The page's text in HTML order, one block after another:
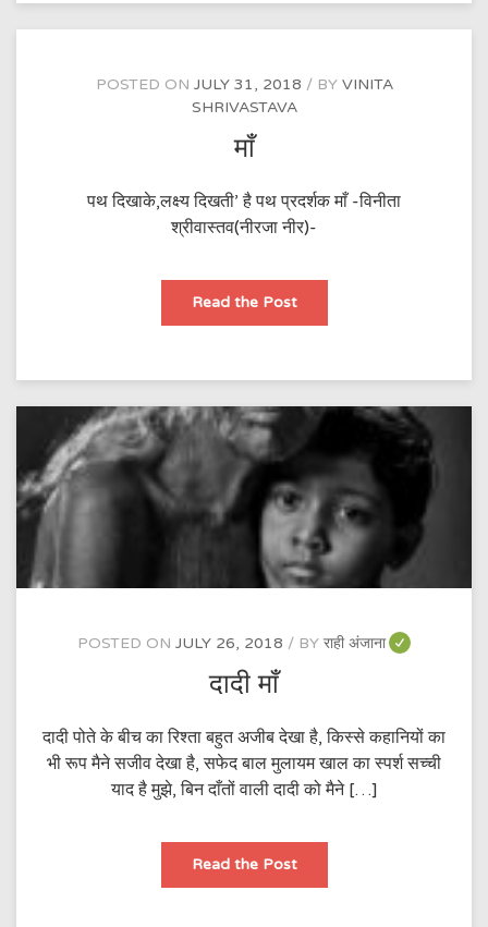
POSTED ON JULY 31, 2018 BY VINITA
SHRIVASTAVA
माँ
पथ दिखाके,लक्ष्य दिखती’ है पथ प्रदर्शक माँ -विनीता
श्रीवास्तव(नीरजा नीर)-
Read the Postमाँ
POSTED ONJULY 26, 2018 BYराही अंजाना
दादी माँ
दादी पोते के बीच का रिश्ता बहुत अजीब देखा है, किस्से कहानियों का
भी रूप मैने सजीव देखा है, सफेद बाल मुलायम खाल का स्पर्श सच्ची
याद है मुझे, बिन दाँतों वाली दादी को मैने […]
Read the Postदादी